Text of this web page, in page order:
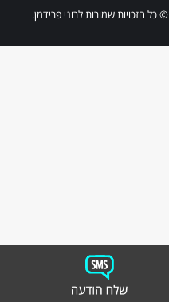
© כל הזכויות שמורות לרוני פרידמן.